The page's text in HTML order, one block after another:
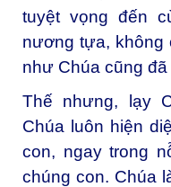
tuyệt vọng đến
nương tựa, không
như Chúa cũng
Thế nhưng, lạy
Chúa luôn hiện
con, ngay trong
chúng con. Chúa